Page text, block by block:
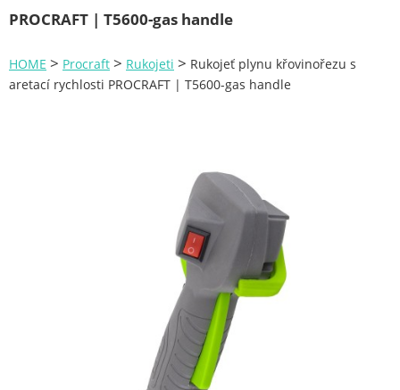
Zahrada
Žebříky a schůdky
NÁBYTEK - spojovací materiál a příslušenství
Úložné boxy na nářadí
Ochranné pomůcky
Keramické brusivo
PROCRAFT | T5600-gas handle
HOME > Procraft > Rukojeti > Rukojeť plynu křovinořezu s
aretací rychlosti PROCRAFT | T5600-gas handle